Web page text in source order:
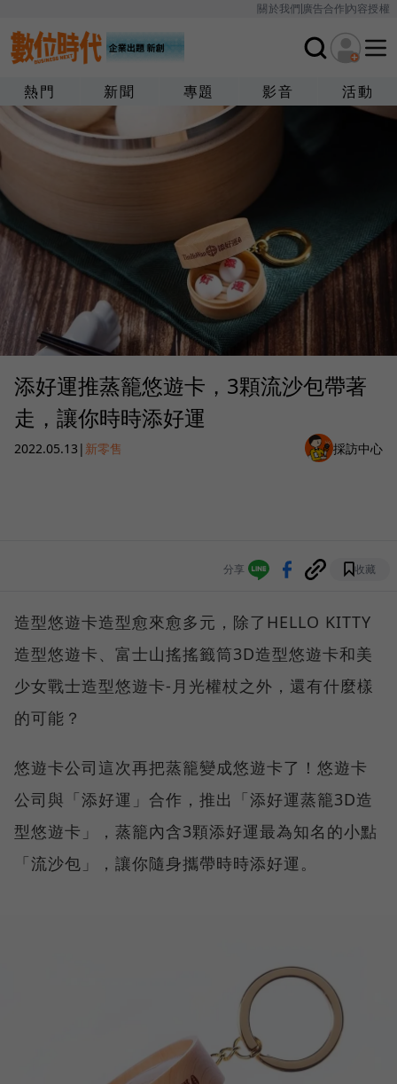
關於我們廣告合作內容授權
熱門 新聞 專題 影音 活動
添好運推蒸籠悠遊卡，3顆流沙包帶著
走，讓你時時添好運
2022.05.13 | 新零售 採訪中心
分享 收藏
造型悠遊卡造型愈來愈多元，除了HELLO KITTY
造型悠遊卡、富士山搖搖籤筒3D造型悠遊卡和美
少女戰士造型悠遊卡-月光權杖之外，還有什麼樣
的可能？
悠遊卡公司這次再把蒸籠變成悠遊卡了！悠遊卡
公司與「添好運」合作，推出「添好運蒸籠3D造
型悠遊卡」，蒸籠內含3顆添好運最為知名的小點
「流沙包」，讓你隨身攜帶時時添好運。